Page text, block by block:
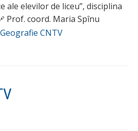
ale elevilor de liceu”, disciplina
Prof. coord. Maria Spînu
Geografie CNTV